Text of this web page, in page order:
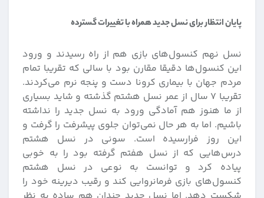
پایان انتظار برای نسل جدید همراه با تغییرات گسترده
نسل نهم کنسول‌های بازی هم از راه رسیدند و ورود
این کنسول‌ها دقیقا مقارن بود با سالی که تقریبا تمام
مردم جهان با بیماری کرونا دست و پنجه نرم می‌کردند.
تقریبا ۷ سال از عمر نسل هشتم گذشته و شاید بسیاری
از ما هنوز هم آمادگی ورود به نسل جدید را نداشته
باشیم. اما به هر حال نمی‌توان جلوی پیشرفت را گرفت و
این روز فرارسیده است. سونی در نسل هشتم
درس‌هایی که از نسل هفتم گرفته بود را به خوبی
پیاده کرد و توانست به نوعی در نسل هشتم
کنسول‌های بازی فرمانروایی کند و رقیب دیرینه خود را